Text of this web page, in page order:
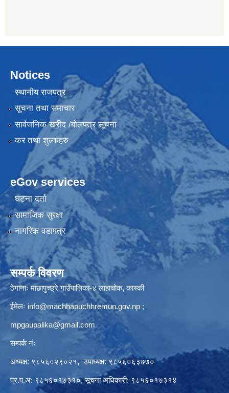
Notices
स्थानीय राजपत्र
सूचना तथा समाचार
सार्वजनिक खरीद /बोलपत्र सूचना
कर तथा शुल्कहरु
eGov services
घटना दर्ता
सामाजिक सुरक्षा
नागरिक वडापत्र
सम्पर्क विवरण
ठेगानाः माछापुच्छ्रे गाउँपालिका-४ लाहाचोक, कास्की
ईमेलः info@machhapuchhremun.gov.np ;
mpgaupalika@gmail.com
सम्पर्क नंः
अध्यक्ष: ९८५६०२९०२१, उपाध्यक्ष: ९८५६०६३७७०
प्र.प.अ: ९८५६०१७३१०, सूचना अधिकारी: ९८५६०१७३१४